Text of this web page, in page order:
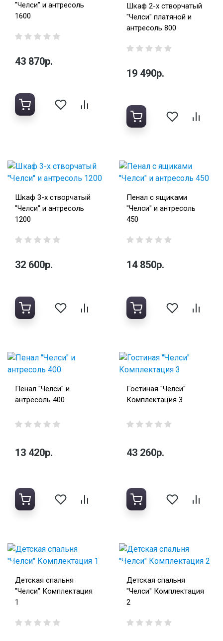
"Челси" и антресоль
1600
43 870р.
Шкаф 2-х створчатый
"Челси" платяной и
антресоль 800
19 490р.
Шкаф 3-х створчатый
"Челси" и антресоль
1200
32 600р.
Пенал с ящиками
"Челси" и антресоль
450
14 850р.
Пенал "Челси" и
антресоль 400
13 420р.
Гостиная "Челси"
Комплектация 3
43 260р.
Детская спальня
"Челси" Комплектация
1
Детская спальня
"Челси" Комплектация
2